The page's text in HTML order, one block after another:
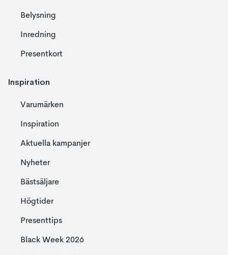
Belysning
Inredning
Presentkort
Inspiration
Varumärken
Inspiration
Aktuella kampanjer
Nyheter
Bästsäljare
Högtider
Presenttips
Black Week 2026